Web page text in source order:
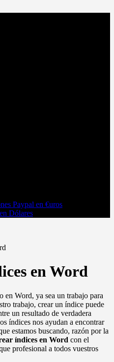
Paypal en €uros
Dólares
en Word
en Word, ya sea un trabajo para
trabajo, crear un índice puede
un resultado de verdadera
índices nos ayudan a encontrar
estamos buscando, razón por la
índices en Word con el
profesional a todos vuestros